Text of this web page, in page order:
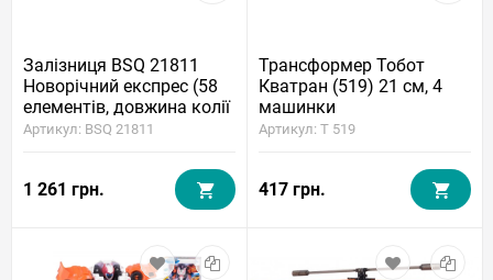
Залізниця BSQ 21811
Новорічний експрес (58
елементів, довжина колії
670 см)
Артикул: BSQ 21811
1 261 грн.
Трансформер Тобот
Кватран (519) 21 см, 4
машинки
Артикул: T 519
417 грн.